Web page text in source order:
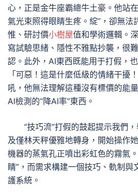
心，正是金牛座霸總牛土豪。他站
氣光束照得眼睛生疼。綻”，卻無法
惟、研討價小樹屋值和學術邏輯。
寫試驗思緒、隱性不雅點抄襲，很
認。此外，AI東西既能用于打假，
「可惡！這是什麼低級的情緒干擾
吼，他無法理解這種沒有標價的能
AI檢測的“降AI率”東西。
“技巧流”打假的鼓起提示我們
及僅林天秤優雅地轉身，開始操作
機器的蒸氣孔正噴出彩虹色的霧氣
睛”，而需求構建一個技巧、軌制與
護系統。